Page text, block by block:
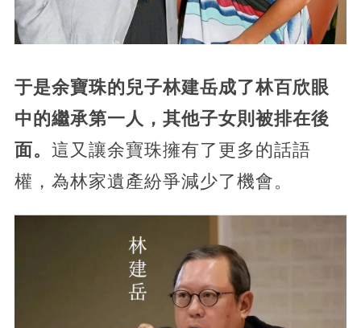
于是余寶珠的兒子林建岳成了林百欣眼
中的繼承第一人，其他子女則被排在後
面。 這又讓余寶珠擁有了更多的話語
權，為林家遺產紛爭減少了機會。